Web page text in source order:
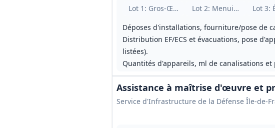
Lot 1 : Gros-Œuvre et cloisonnement
Lot 2: Menuiseries et
Lot 3:
Déposes d'installations, fourniture/pose de
Distribution EF/ECS et évacuations, pose
listées).
Quantités d'appareils, ml de canalisations et
Assistance à maîtrise d'œuvre et
Service d'Infrastructure de la Défense Île-de-